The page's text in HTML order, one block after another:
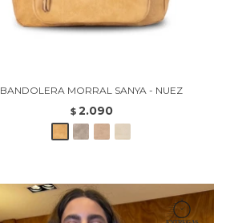
BANDOLERA MORRAL SANYA - NUEZ
$ 2.090